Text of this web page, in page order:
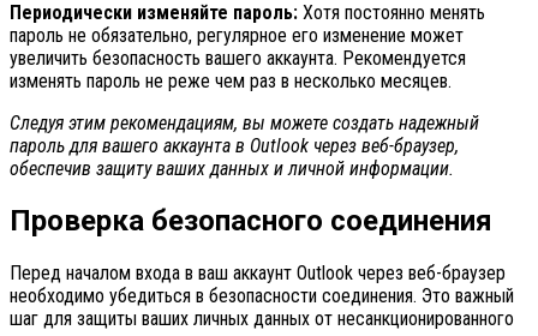
Периодически изменяйте пароль: Хотя постоянно менять
пароль не обязательно, регулярное его изменение может
увеличить безопасность вашего аккаунта. Рекомендуется
изменять пароль не реже чем раз в несколько месяцев.
Следуя этим рекомендациям, вы можете создать надежный
пароль для вашего аккаунта в Outlook через веб-браузер,
обеспечив защиту ваших данных и личной информации.
Проверка безопасного соединения
Перед началом входа в ваш аккаунт Outlook через веб-браузер
необходимо убедиться в безопасности соединения. Это важный
шаг для защиты ваших личных данных от несанкционированного